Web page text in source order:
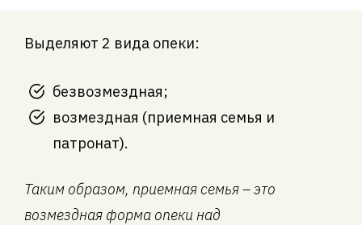
Выделяют 2 вида опеки:
безвозмездная;
возмездная (приемная семья и
патронат).
Таким образом, приемная семья – это
возмездная форма опеки над